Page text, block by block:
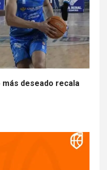
deseado recala